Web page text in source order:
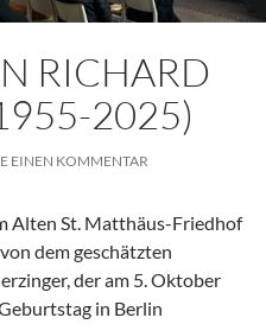
RICHARD
2025)
EINEN KOMMENTAR
Alten St. Matthäus-Friedhof
dem geschätzten
der am 5. Oktober
in Berlin